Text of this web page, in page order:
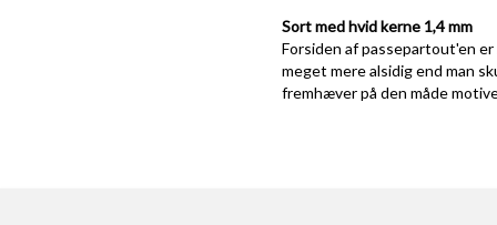
Sort med hvid kerne 1,4 mm
Forsiden af passepartout'en
meget mere alsidig end man
fremhæver på den måde